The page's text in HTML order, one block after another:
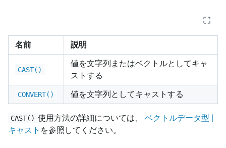
名前 説明
CAST()
値を文字列またはベクトルとしてキャ
ストする
CONVERT() 値を文字列としてキャストする
CAST() 使用方法の詳細については、 ベクトルデータ型 |
キャスト を参照してください。